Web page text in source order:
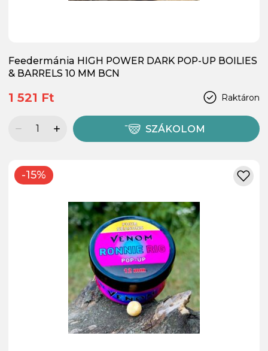
Feedermánia HIGH POWER DARK POP-UP BOILIES
& BARRELS 10 MM BCN
Raktáron
1 521 Ft
SZÁKOLOM
-15%